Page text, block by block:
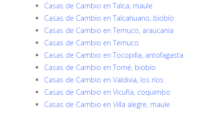
Casas de Cambio en Talca, maule
Casas de Cambio en Talcahuano, biobío
Casas de Cambio en Temuco, araucanía
Casas de Cambio en Temuco
Casas de Cambio en Tocopilla, antofagasta
Casas de Cambio en Tomé, biobío
Casas de Cambio en Valdivia, los ríos
Casas de Cambio en Vicuña, coquimbo
Casas de Cambio en Villa alegre, maule